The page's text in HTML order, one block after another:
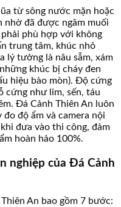
từ sông nước mặn hoặc
đã được ngâm muối
phù hợp với không
trung tâm, khúc nhỏ
lý tưởng là nâu sẫm, xám
khúc bị cháy đen
hiệu bào mòn). Độ cứng
cứng như lim, sến, táu
Đá Cảnh Thiên An luôn
độ ẩm và camera nội
đưa vào thi công, đảm
hoàn hảo 100%.
nghiệp của Đá Cảnh
An bao gồm 7 bước: